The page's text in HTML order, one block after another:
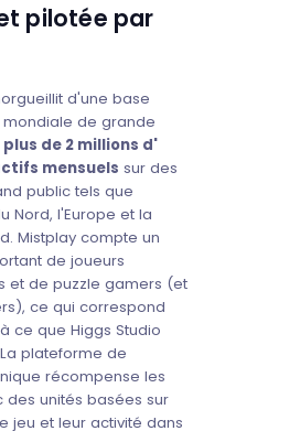
pilotée par
d'une base
mondiale de grande
plus de 2 millions d'
mensuels sur des
public tels que
Nord, l'Europe et la
Mistplay compte un
de joueurs
et de puzzle gamers (et
ce qui correspond
ce que Higgs Studio
plateforme de
récompense les
des unités basées sur
jeu et leur activité dans